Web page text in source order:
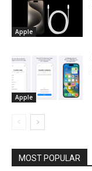
Apple
Apple
MOST POPULAR